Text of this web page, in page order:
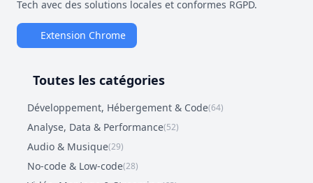
Tech avec des solutions locales et conformes RGPD.
Extension Chrome
Toutes les catégories
Développement, Hébergement & Code(64)
Analyse, Data & Performance(52)
Audio & Musique(29)
No-code & Low-code(28)